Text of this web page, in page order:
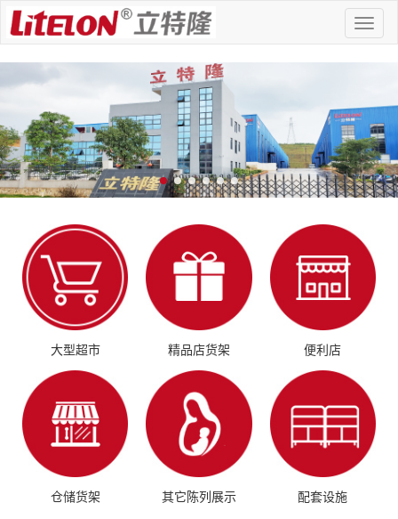
大型超市 精品店货架 便利店
仓储货架 其它陈列展示 配套设施